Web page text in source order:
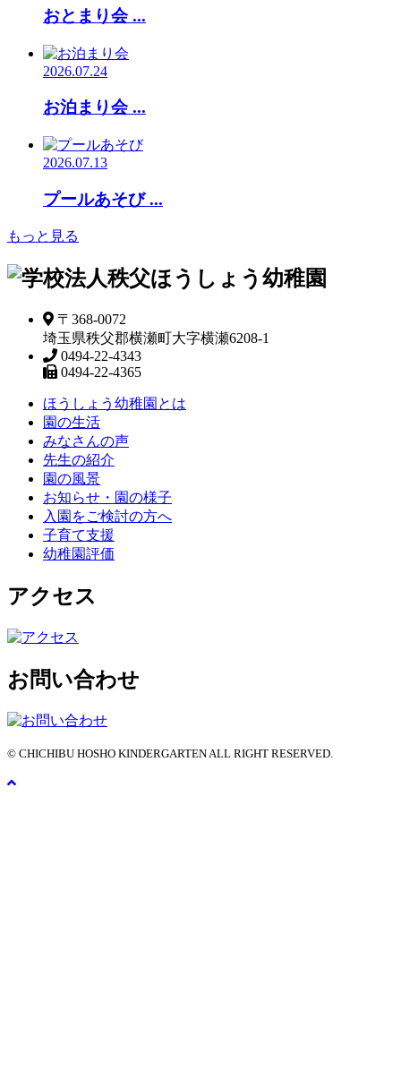
おとまり会 ...
2026.07.24
お泊まり会 ...
2026.07.13
プールあそび ...
もっと見る
〒368-0072
埼玉県秩父郡横瀬町大字横瀬6208-1
0494-22-4343
0494-22-4365
ほうしょう幼稚園とは
園の生活
みなさんの声
先生の紹介
園の風景
お知らせ・園の様子
入園をご検討の方へ
子育て支援
幼稚園評価
アクセス
お問い合わせ
© CHICHIBU HOSHO KINDERGARTEN ALL RIGHT RESERVED.